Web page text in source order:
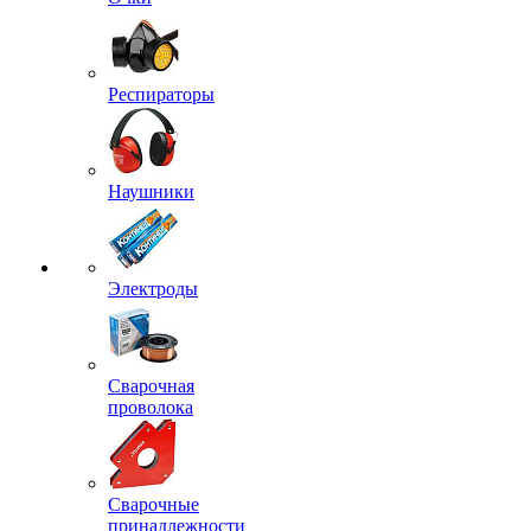
Респираторы
Наушники
Электроды
Сварочная
проволока
Сварочные
принадлежности